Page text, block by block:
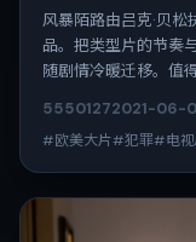
风暴陌路由吕克·贝
品。把类型片的节奏
随剧情冷暖迁移。值
55501272021-06-
#欧美大片#犯罪#电